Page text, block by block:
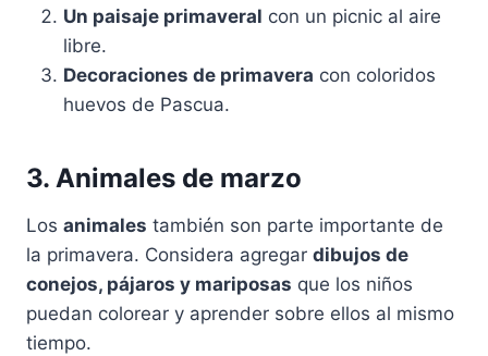
Un paisaje primaveral con un picnic al aire
libre.
Decoraciones de primavera con coloridos
huevos de Pascua.
3. Animales de marzo
Los animales también son parte importante de
la primavera. Considera agregar dibujos de
conejos, pájaros y mariposas que los niños
puedan colorear y aprender sobre ellos al mismo
tiempo.